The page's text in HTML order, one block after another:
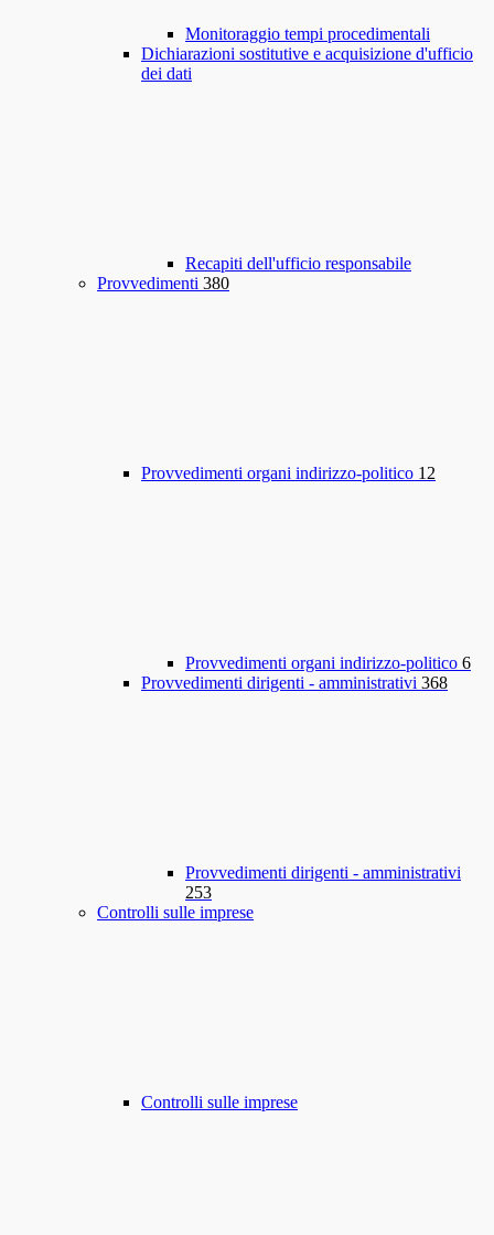
Monitoraggio tempi procedimentali
Dichiarazioni sostitutive e acquisizione d'ufficio
dei dati
Recapiti dell'ufficio responsabile
Provvedimenti 380
Provvedimenti organi indirizzo-politico 12
Provvedimenti organi indirizzo-politico 6
Provvedimenti dirigenti - amministrativi 368
Provvedimenti dirigenti - amministrativi
253
Controlli sulle imprese
Controlli sulle imprese